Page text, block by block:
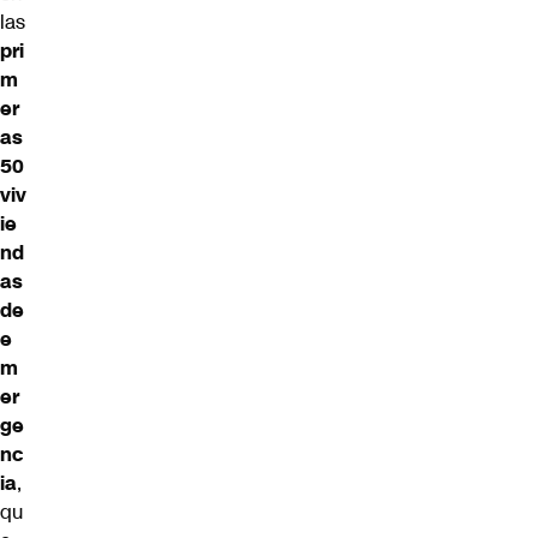
las
pri
m
er
as
50
viv
ie
nd
as
de
e
m
er
ge
nc
ia,
qu